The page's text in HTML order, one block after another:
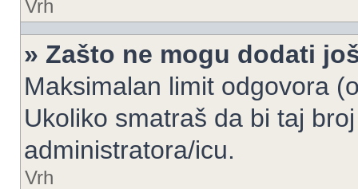
Vrh
» Zašto ne mogu dodati
Maksimalan limit odgovora
Ukoliko smatraš da bi taj
administratora/icu.
Vrh